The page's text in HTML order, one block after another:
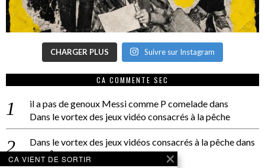
CHARGER PLUS Suivre sur Instagram
CA COMMENTE SEC
il a pas de genoux Messi comme P comeladedans
Dans le vortex des jeux vidéo consacrés à la pêche
Dans le vortex des jeux vidéos consacrés à la pêchedans
PACÔME THIELLEMENT
CA VIENT DE SORTIR